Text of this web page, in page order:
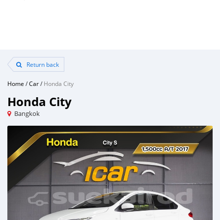
Return back
Home /Car/Honda City
Honda City
Bangkok